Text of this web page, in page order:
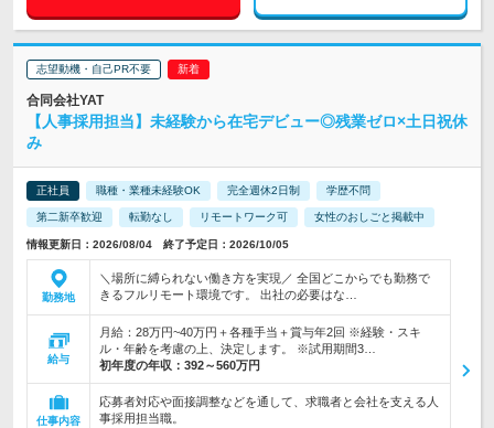
志望動機・自己PR不要
合同会社YAT
【人事採用担当】未経験から在宅デビュー◎残業ゼロ×土日祝休
み
正社員 職種・業種未経験OK 完全週休2日制 学歴不問
第二新卒歓迎 転勤なし リモートワーク可 女性のおしごと掲載中
情報更新日：2026/08/04 終了予定日：2026/10/05
勤務地
＼場所に縛られない働き方を実現／ 全国どこからでも勤務で
きるフルリモート環境です。 出社の必要はな…
給与
月給：28万円~40万円＋各種手当＋賞与年2回 ※経験・スキ
ル・年齢を考慮の上、決定します。 ※試用期間3…
初年度の年収： 392～560万円
仕事内容
応募者対応や面接調整などを通して、求職者と会社を支える人
事採用担当職。